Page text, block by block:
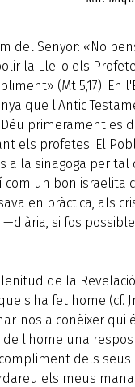
del Senyor: «No
la Llei o els
(Mt 5,17). En
que l'Antic
primerament es
els profetes. El
a la sinagoga per tal
com un bon israelita
en pràctica, als
si fos
de la
s'ha fet home (cf.
nos a conèixer qui
de l'home una
dels seus
els meus